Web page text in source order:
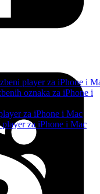
player za iPhone i
oznaka za iPhone i
za iPhone i Mac
za iPhone i Mac